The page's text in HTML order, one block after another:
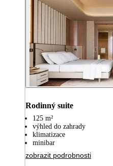
Rodinný suite
125 m²
výhled do zahrady
klimatizace
minibar
zobrazit podrobnosti